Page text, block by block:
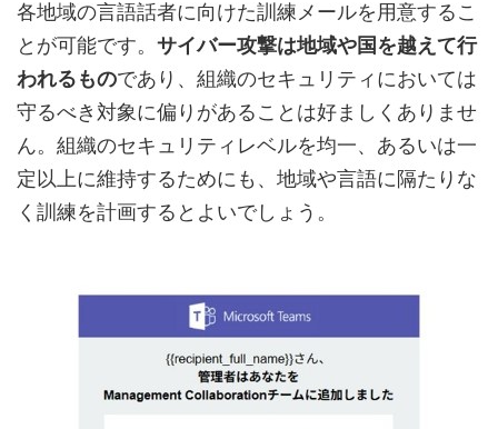
各地域の言語話者に向けた訓練メールを用意するこ
とが可能です。 サイバー攻撃は地域や国を越えて行
われるものであり、組織のセキュリティにおいては
守るべき対象に偏りがあることは好ましくありませ
ん。組織のセキュリティレベルを均一、あるいは一
定以上に維持するためにも、地域や言語に隔たりな
く訓練を計画するとよいでしょう。